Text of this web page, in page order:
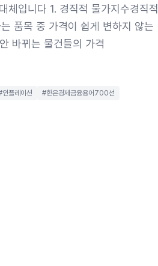
체입니다 1. 경직적 물가지수경직적
품목 중 가격이 쉽게 변하지 않는
바뀌는 물건들의 가격
인플레이션 #한은경제금융용어700선